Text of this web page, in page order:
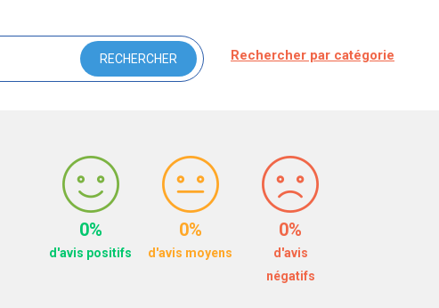
Rechercher par catégorie
0%
d'avis positifs
0%
d'avis moyens
0%
d'avis
négatifs